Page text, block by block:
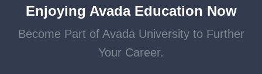
Enjoying Avada Education Now
Become Part of Avada University to Further
Your Career.